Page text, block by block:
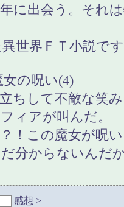
に出会う。それ
世界ＦＴ小説で
の呪い(4)
ちして不敵な笑
ィアが叫んだ。
！この魔女が呪
分からないんだ
感想 >